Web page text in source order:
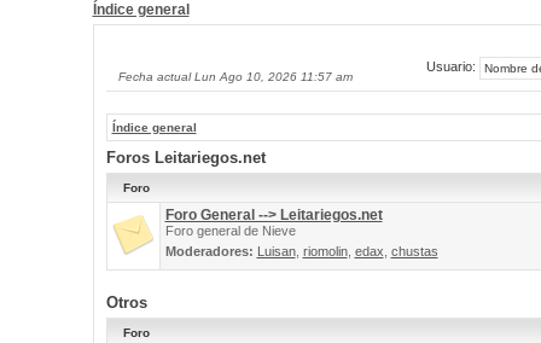
Índice general
Fecha actual Lun Ago 10, 2026 11:57 am
Usuario:
Índice general
Foros Leitariegos.net
Foro
Foro General --> Leitariegos.net
Foro general de Nieve
Moderadores: Luisan, riomolin, edax chustas
Otros
Foro